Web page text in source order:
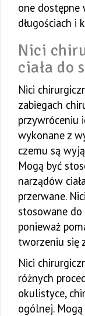
one dostępne
długościach i
Nici
ciała do
Nici
zabiegach
przywróceniu
wykonane z
czemu są
Mogą być
narządów
przerwane.
stosowane do
ponieważ
tworzeniu się
Nici
różnych
okulistyce,
ogólnej.